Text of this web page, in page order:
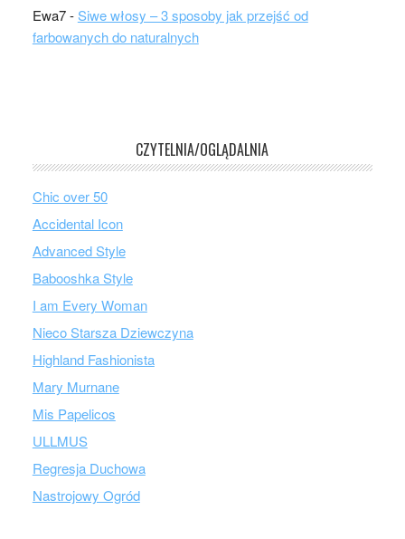
Ewa7-Siwe włosy – 3 sposoby jak przejść od
farbowanych do naturalnych
CZYTELNIA/OGLĄDALNIA
Chic over 50
Accidental Icon
Advanced Style
Babooshka Style
I am Every Woman
Nieco Starsza Dziewczyna
Highland Fashionista
Mary Murnane
Mis Papelicos
ULLMUS
Regresja Duchowa
Nastrojowy Ogród